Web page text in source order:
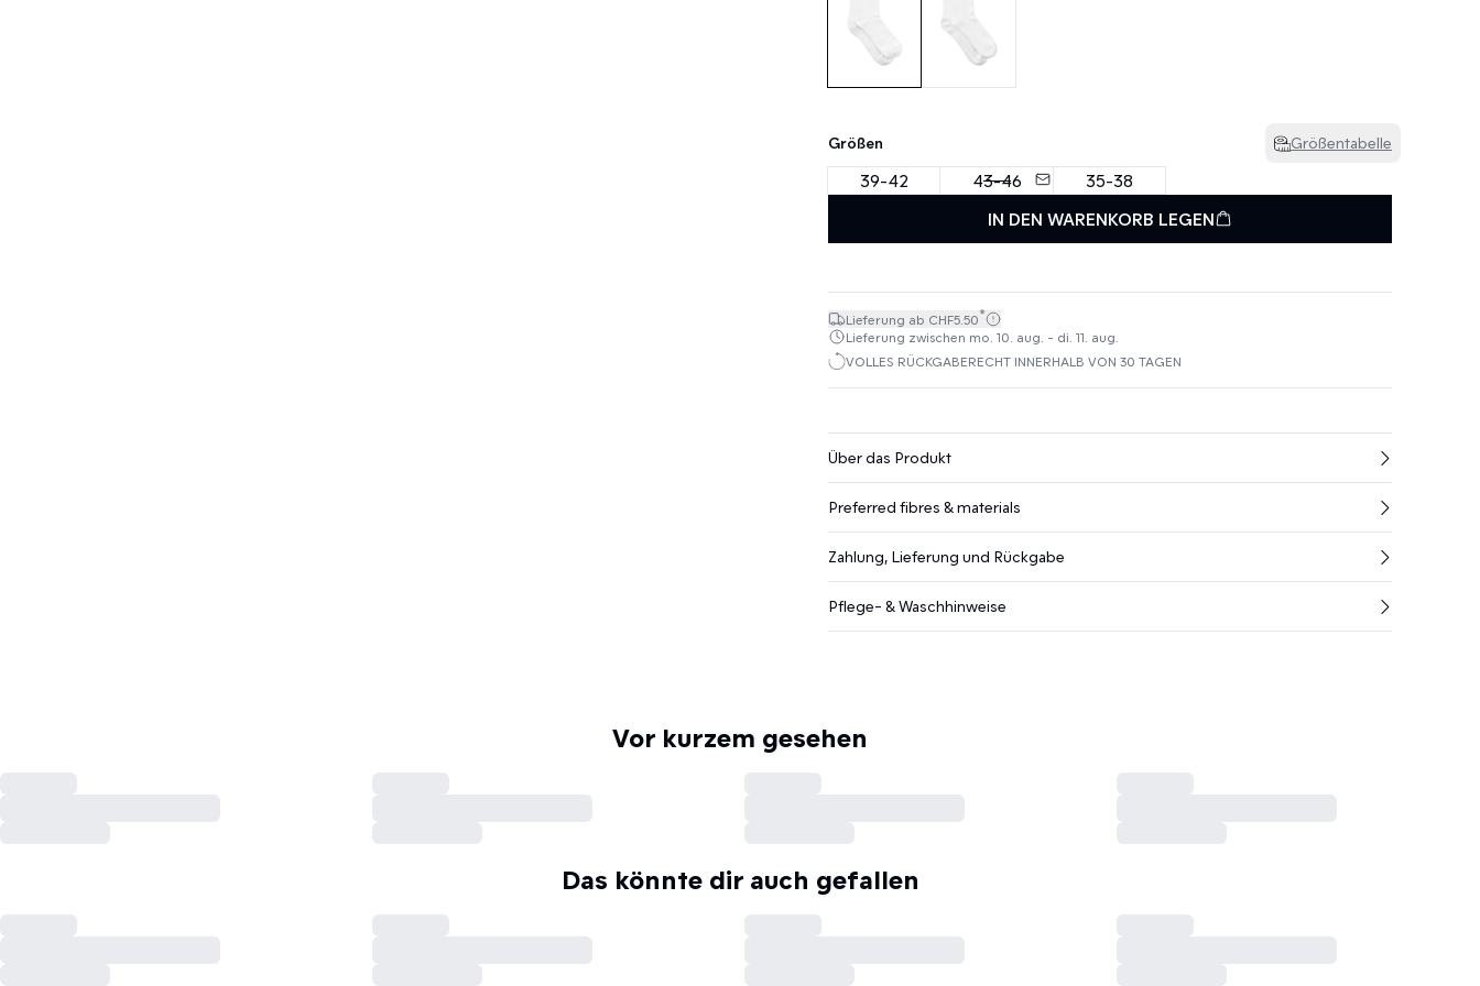
Größen Größentabelle
39-42 43-46
35-38
IN DEN WARENKORB LEGEN
Lieferung ab CHF5.50*
Lieferung zwischen mo. 10. aug. - di. 11. aug.
VOLLES RÜCKGABERECHT INNERHALB VON 30 TAGEN
Über das Produkt
Preferred fibres & materials
Zahlung, Lieferung und Rückgabe
Pflege- & Waschhinweise
Vor kurzem gesehen
Das könnte dir auch gefallen